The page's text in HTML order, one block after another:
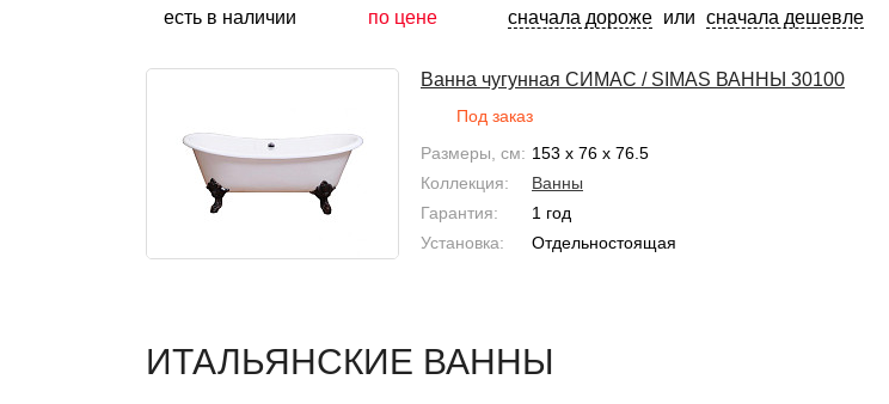
есть в наличии по цене сначала дороже или сначала дешевле
Ванна чугунная СИМАС / SIMAS ВАННЫ 30100
Под заказ
Размеры, см: 153 x 76 x 76.5
Коллекция:
Ванны
Гарантия:
1 год
Установка:
Отдельностоящая
ИТАЛЬЯНСКИЕ ВАННЫ